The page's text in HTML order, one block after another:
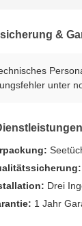
&
unter
Drei
1 Jahr